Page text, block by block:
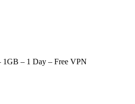
1GB – 1 Day – Free VPN